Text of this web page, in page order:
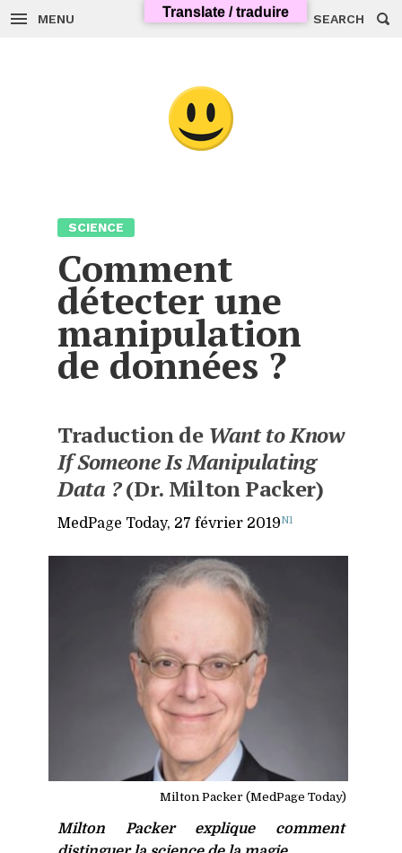
to
MENU SEARCH
SCIENCE
Comment
détecter une
manipulation
de données ?
Traduction de Want to Know
If Someone Is Manipulating
Data ?(Dr. Milton Packer)
MedPage Today, 27 février 2019N1
Milton Packer (MedPage Today)
Milton Packer explique comment
Translate / traduire